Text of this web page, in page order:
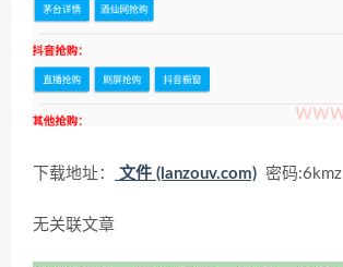
下载地址： 文件 (lanzouv.com) 密码:6kmz
无关联文章